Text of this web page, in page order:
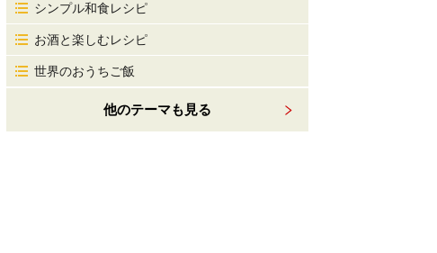
シンプル和食レシピ
お酒と楽しむレシピ
世界のおうちご飯
他のテーマも見る